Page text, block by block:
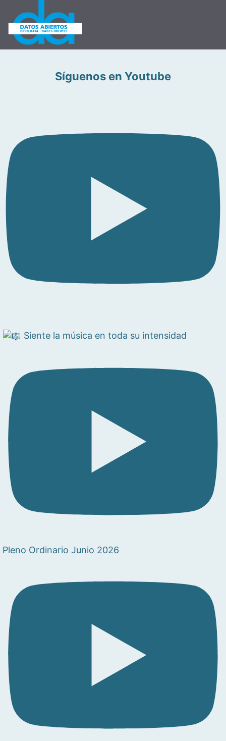
Síguenos en Youtube
Siente la música en toda su intensidad
Pleno Ordinario Junio 2026